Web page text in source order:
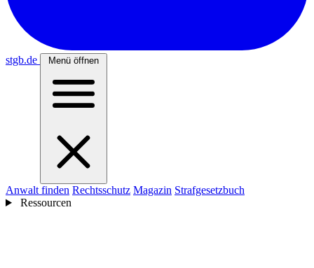
stgb.de Menü öffnen
Anwalt finden Rechtsschutz Magazin Strafgesetzbuch
Ressourcen